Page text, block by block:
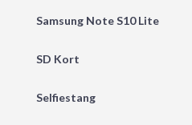
Samsung Note S10 Lite
SD Kort
Selfiestang